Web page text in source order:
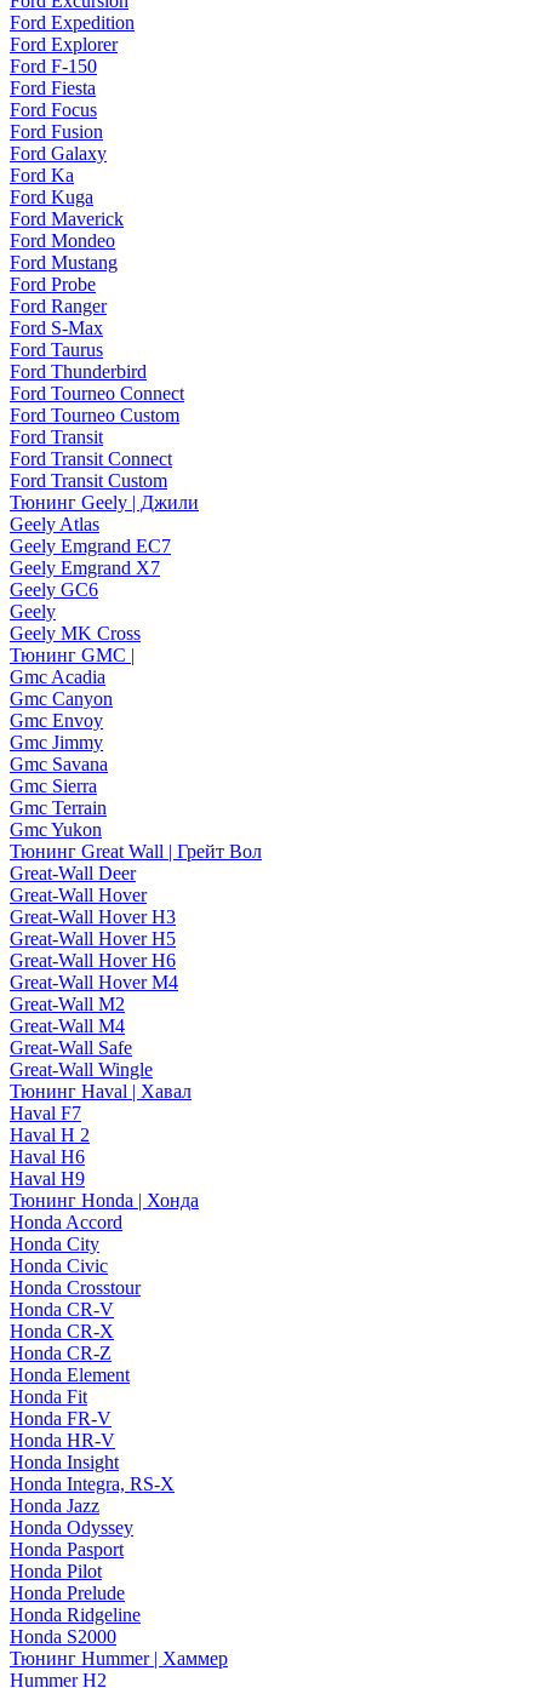
Ford Expedition
Ford Explorer
Ford F-150
Ford Fiesta
Ford Focus
Ford Fusion
Ford Galaxy
Ford Ka
Ford Kuga
Ford Maverick
Ford Mondeo
Ford Mustang
Ford Probe
Ford Ranger
Ford S-Max
Ford Taurus
Ford Thunderbird
Ford Tourneo Connect
Ford Tourneo Custom
Ford Transit
Ford Transit Connect
Ford Transit Custom
Тюнинг Geely | Джили
Geely Atlas
Geely Emgrand EC7
Geely Emgrand X7
Geely GC6
Geely
Geely MK Cross
Тюнинг GMC |
Gmc Acadia
Gmc Canyon
Gmc Envoy
Gmc Jimmy
Gmc Savana
Gmc Sierra
Gmc Terrain
Gmc Yukon
Тюнинг Great Wall | Грейт Вол
Great-Wall Deer
Great-Wall Hover
Great-Wall Hover H3
Great-Wall Hover H5
Great-Wall Hover H6
Great-Wall Hover M4
Great-Wall M2
Great-Wall M4
Great-Wall Safe
Great-Wall Wingle
Тюнинг Haval | Хавал
Haval F7
Haval H 2
Haval H6
Haval H9
Тюнинг Honda | Хонда
Honda Accord
Honda City
Honda Civic
Honda Crosstour
Honda CR-V
Honda CR-X
Honda CR-Z
Honda Element
Honda Fit
Honda FR-V
Honda HR-V
Honda Insight
Honda Integra, RS-X
Honda Jazz
Honda Odyssey
Honda Pasport
Honda Pilot
Honda Prelude
Honda Ridgeline
Honda S2000
Тюнинг Hummer | Хаммер
Hummer H2